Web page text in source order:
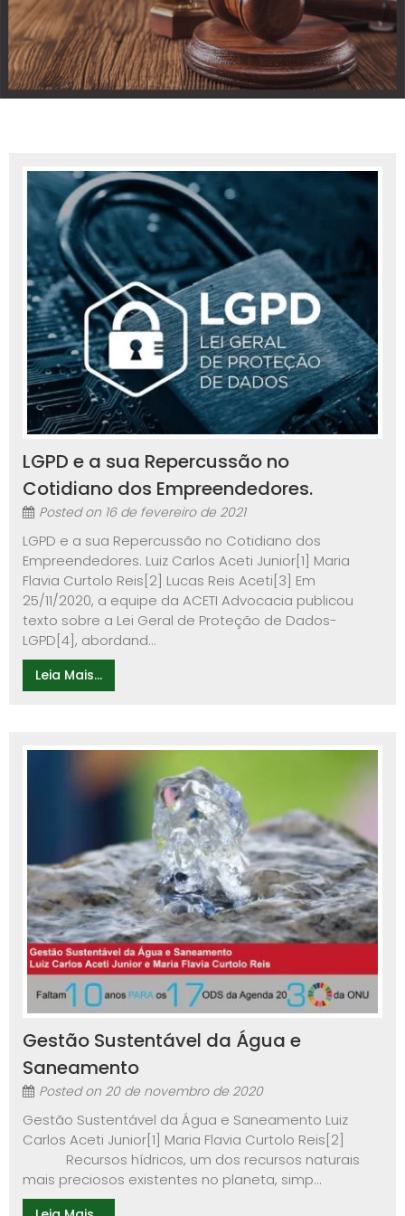
LGPD e a sua Repercussão no
Cotidiano dos Empreendedores.
Posted on 16 de fevereiro de 2021
LGPD e a sua Repercussão no Cotidiano dos
Empreendedores. Luiz Carlos Aceti Junior[1] Maria
Flavia Curtolo Reis[2] Lucas Reis Aceti[3] Em
25/11/2020, a equipe da ACETI Advocacia publicou
texto sobre a Lei Geral de Proteção de Dados-
LGPD[4], abordand...
Leia Mais...
Gestão Sustentável da Água e
Saneamento
Posted on 20 de novembro de 2020
Gestão Sustentável da Água e Saneamento Luiz
Carlos Aceti Junior[1] Maria Flavia Curtolo Reis[2]
Recursos hídricos, um dos recursos naturais
mais preciosos existentes no planeta, simp...